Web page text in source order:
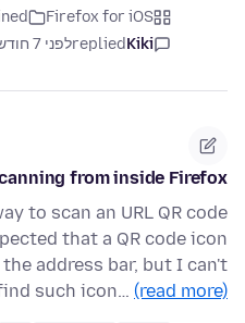
Firefox for iOS
Kiki
repliedלפני 7 חודשים
from inside Firefox...
to scan an URL QR code
that a QR code icon
address bar, but I can't
such icon… (read more)